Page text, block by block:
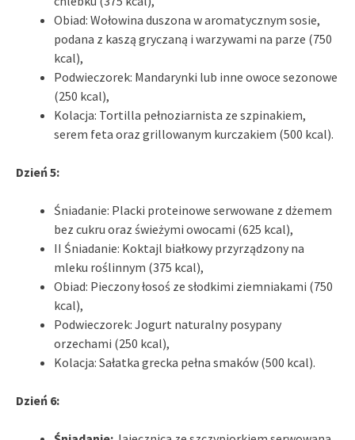
Obiad: Wołowina duszona w aromatycznym sosie,
podana z kaszą gryczaną i warzywami na parze (750
kcal),
Podwieczorek: Mandarynki lub inne owoce sezonowe
(250 kcal),
Kolacja: Tortilla pełnoziarnista ze szpinakiem,
serem feta oraz grillowanym kurczakiem (500 kcal).
Dzień 5:
Śniadanie: Placki proteinowe serwowane z dżemem
bez cukru oraz świeżymi owocami (625 kcal),
II Śniadanie: Koktajl białkowy przyrządzony na
mleku roślinnym (375 kcal),
Obiad: Pieczony łosoś ze słodkimi ziemniakami (750
kcal),
Podwieczorek: Jogurt naturalny posypany
orzechami (250 kcal),
Kolacja: Sałatka grecka pełna smaków (500 kcal).
Dzień 6: